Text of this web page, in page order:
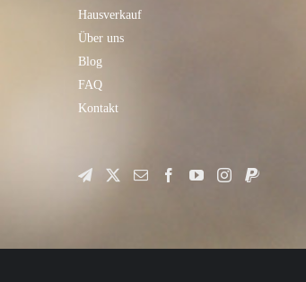
Hausverkauf
Über uns
Blog
FAQ
Kontakt